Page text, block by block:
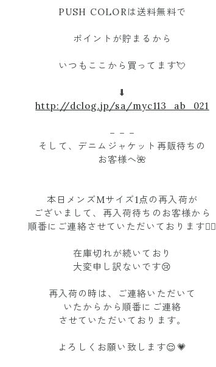
PUSH COLORは送料無料で
ポイントが貯まるから
いつもここから買ってます💘
⬇︎
http://dclog.jp/sa/myc113_ab_021
－－－
そして、デニムジャケット再販待ちの
お客様へ🌺
本日メンズMサイズ1点の再入荷が
ございまして、再入荷待ちのお客様から
順番にご連絡させていただいております🙇‍♀️
在庫切れが続いており
大変申し訳ないです😢
再入荷の時は、ご連絡いただいて
いたからから順番にご連絡
させていただいております。
よろしくお願い致します😌💗